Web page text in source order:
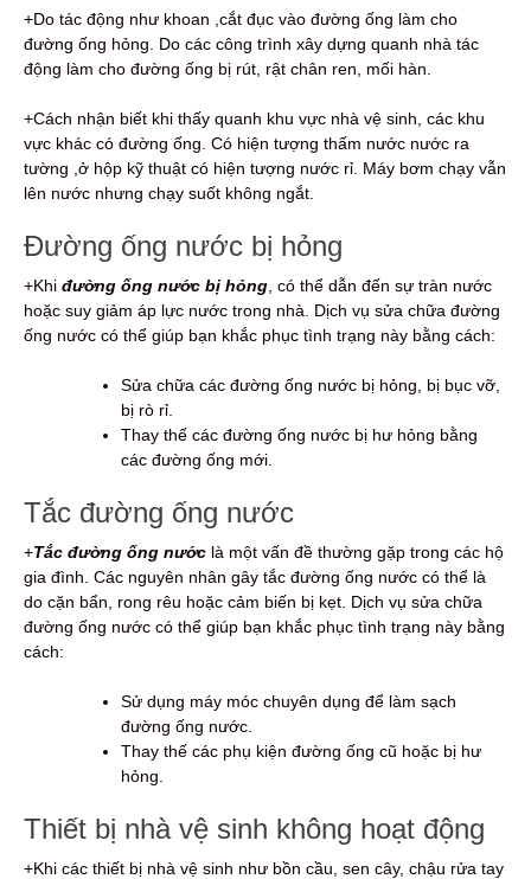
+Do tác động như khoan ,cắt đục vào đường ống làm cho
đường ống hỏng. Do các công trình xây dựng quanh nhà tác
động làm cho đường ống bị rút, rật chân ren, mối hàn.
+Cách nhận biết khi thấy quanh khu vực nhà vệ sinh, các khu
vực khác có đường ống. Có hiện tượng thấm nước nước ra
tường ,ở hộp kỹ thuật có hiện tượng nước rỉ. Máy bơm chạy vẫn
lên nước nhưng chạy suốt không ngắt.
Đường ống nước bị hỏng
+Khi đường ống nước bị hỏng , có thể dẫn đến sự tràn nước
hoặc suy giảm áp lực nước trong nhà. Dịch vụ sửa chữa đường
ống nước có thể giúp bạn khắc phục tình trạng này bằng cách:
Sửa chữa các đường ống nước bị hỏng, bị bục vỡ,
bị rò rỉ.
Thay thế các đường ống nước bị hư hỏng bằng
các đường ống mới.
Tắc đường ống nước
+Tắc đường ống nước là một vấn đề thường gặp trong các hộ
gia đình. Các nguyên nhân gây tắc đường ống nước có thể là
do cặn bẩn, rong rêu hoặc cảm biến bị kẹt. Dịch vụ sửa chữa
đường ống nước có thể giúp bạn khắc phục tình trạng này bằng
cách:
Sử dụng máy móc chuyên dụng để làm sạch
đường ống nước.
Thay thế các phụ kiện đường ống cũ hoặc bị hư
hỏng.
Thiết bị nhà vệ sinh không hoạt động
+Khi các thiết bị nhà vệ sinh như bồn cầu, sen cây, chậu rửa tay